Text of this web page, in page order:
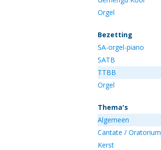
Orgel
Bezetting
SA-orgel-piano
SATB
TTBB
Orgel
Thema's
Algemeen
Cantate / Oratorium
Kerst